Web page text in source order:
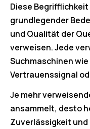
Diese Begrifflichkeit
grundlegender
und Qualität der
verweisen. Jede
Suchmaschinen
Vertrauenssignal
Je mehr
ansammelt, desto
Zuverlässigkeit